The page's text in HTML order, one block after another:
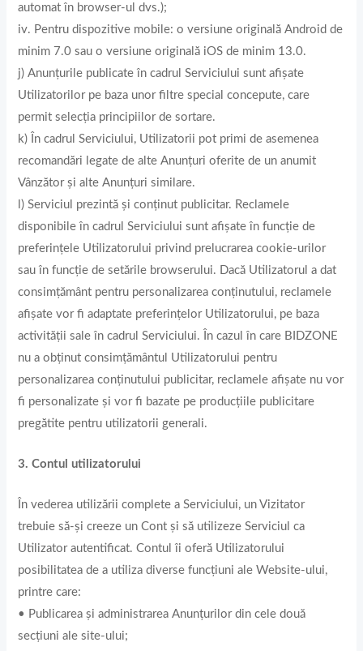
automat în browser-ul dvs.);
iv. Pentru dispozitive mobile: o versiune originală Android de
minim 7.0 sau o versiune originală iOS de minim 13.0.
j) Anunțurile publicate în cadrul Serviciului sunt afișate
Utilizatorilor pe baza unor filtre special concepute, care
permit selecția principiilor de sortare.
k) În cadrul Serviciului, Utilizatorii pot primi de asemenea
recomandări legate de alte Anunțuri oferite de un anumit
Vânzător și alte Anunțuri similare.
l) Serviciul prezintă și conținut publicitar. Reclamele
disponibile în cadrul Serviciului sunt afișate în funcție de
preferințele Utilizatorului privind prelucrarea cookie-urilor
sau în funcție de setările browserului. Dacă Utilizatorul a dat
consimțământ pentru personalizarea conținutului, reclamele
afișate vor fi adaptate preferințelor Utilizatorului, pe baza
activității sale în cadrul Serviciului. În cazul în care BIDZONE
nu a obținut consimțământul Utilizatorului pentru
personalizarea conținutului publicitar, reclamele afișate nu vor
fi personalizate și vor fi bazate pe producțiile publicitare
pregătite pentru utilizatorii generali.
3. Contul utilizatorului
În vederea utilizării complete a Serviciului, un Vizitator
trebuie să-și creeze un Cont și să utilizeze Serviciul ca
Utilizator autentificat. Contul îi oferă Utilizatorului
posibilitatea de a utiliza diverse funcțiuni ale Website-ului,
printre care:
• Publicarea și administrarea Anunțurilor din cele două
secțiuni ale site-ului;